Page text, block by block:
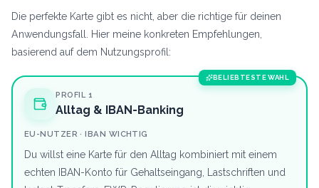
Die perfekte Karte gibt es nicht, aber die richtige für deinen
Anwendungsfall. Hier meine konkreten Empfehlungen,
basierend auf dem Nutzungsprofil:
BELIEBTESTE WAHL
PROFIL 1
Alltag & IBAN-Banking
EU-NUTZER · IBAN WICHTIG
Du willst eine Karte für den Alltag kombiniert mit einem
echten IBAN-Konto für Gehaltseingang, Lastschriften und